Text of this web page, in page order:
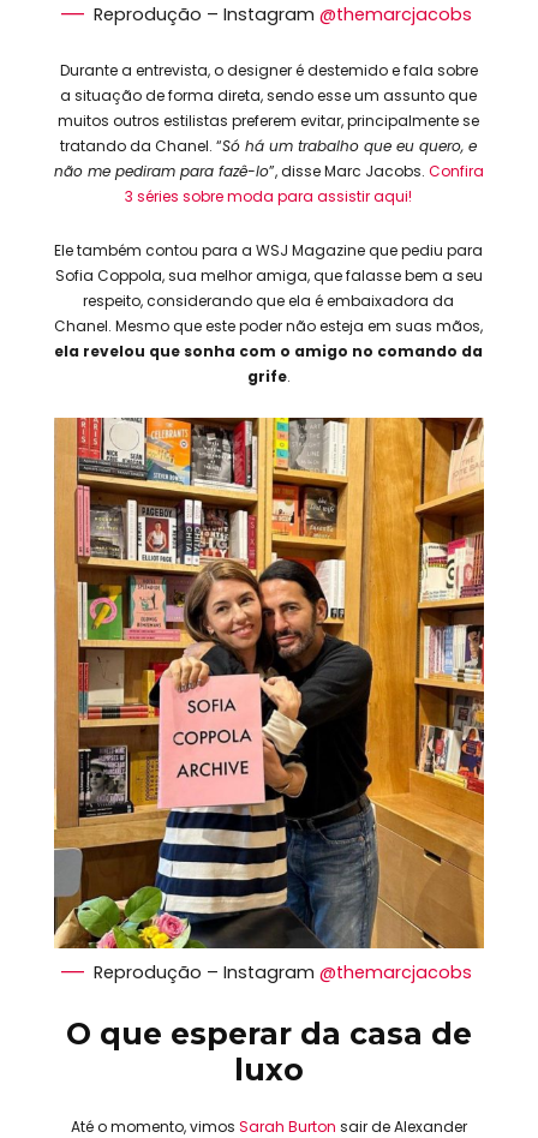
Reprodução – Instagram @themarcjacobs
Durante a entrevista, o designer é destemido e fala sobre
a situação de forma direta, sendo esse um assunto que
muitos outros estilistas preferem evitar, principalmente se
tratando da Chanel. “Só há um trabalho que eu quero, e
não me pediram para fazê-lo”, disse Marc Jacobs. Confira
3 séries sobre moda para assistir aqui!
Ele também contou para a WSJ Magazine que pediu para
Sofia Coppola, sua melhor amiga, que falasse bem a seu
respeito, considerando que ela é embaixadora da
Chanel. Mesmo que este poder não esteja em suas mãos,
ela revelou que sonha com o amigo no comando da
grife.
Reprodução – Instagram @themarcjacobs
O que esperar da casa de
luxo
Até o momento, vimos Sarah Burton sair de Alexander